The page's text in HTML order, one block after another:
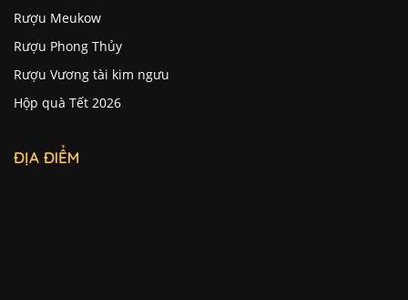
Rượu Meukow
Rượu Phong Thủy
Rượu Vương tài kim ngưu
Hộp quà Tết 2026
ĐỊA ĐIỂM